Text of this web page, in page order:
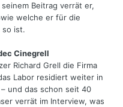
Beitrag verrät er,
welche er für die
so ist.
Cinegrell
Richard Grell die Firma
Labor residiert weiter in
und das schon seit 40
verrät im Interview, was